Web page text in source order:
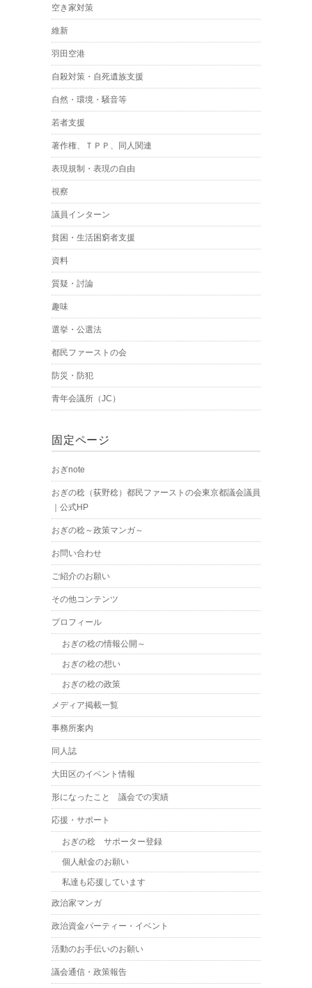
空き家対策
維新
羽田空港
自殺対策・自死遺族支援
自然・環境・騒音等
若者支援
著作権、ＴＰＰ、同人関連
表現規制・表現の自由
視察
議員インターン
貧困・生活困窮者支援
資料
質疑・討論
趣味
選挙・公選法
都民ファーストの会
防災・防犯
青年会議所（JC）
固定ページ
おぎnote
おぎの稔（荻野稔）都民ファーストの会東京都議会議員
｜公式HP
おぎの稔～政策マンガ～
お問い合わせ
ご紹介のお願い
その他コンテンツ
プロフィール
おぎの稔の情報公開～
おぎの稔の想い
おぎの稔の政策
メディア掲載一覧
事務所案内
同人誌
大田区のイベント情報
形になったこと 議会での実績
応援・サポート
おぎの稔 サポーター登録
個人献金のお願い
私達も応援しています
政治家マンガ
政治資金パーティー・イベント
活動のお手伝いのお願い
議会通信・政策報告